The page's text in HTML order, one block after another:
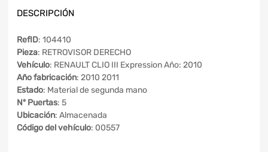
DESCRIPCIÓN
RefID: 104410
Pieza: RETROVISOR DERECHO
Vehículo: RENAULT CLIO III Expression Año: 2010
Año fabricación: 2010 2011
Estado: Material de segunda mano
Nº Puertas: 5
Ubicación: Almacenada
Código del vehículo: 00557